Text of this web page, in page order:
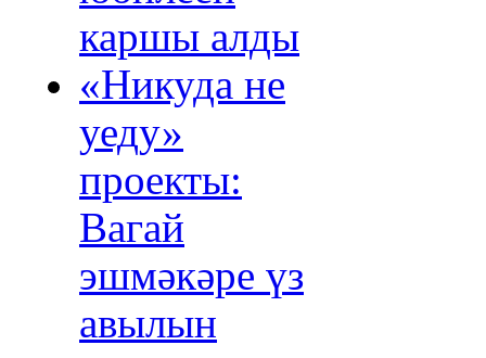
каршы алды
«Никуда не
уеду»
проекты:
Вагай
эшмәкәре үз
авылын